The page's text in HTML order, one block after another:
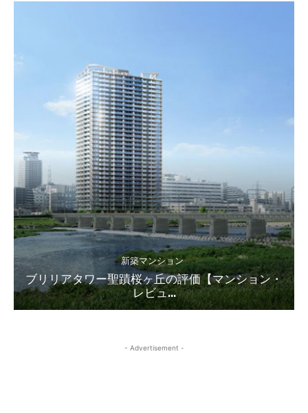
新築マンション
ブリリアタワー聖蹟桜ヶ丘の評価【マンション・
レビュ...
- Advertisement -